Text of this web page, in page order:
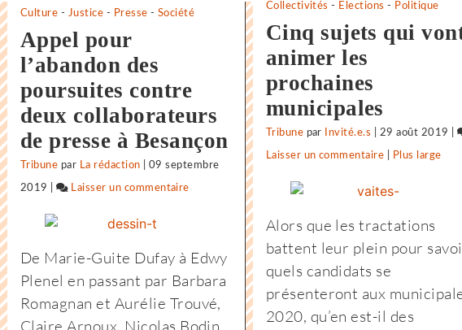
Culture - Justice - Presse - Société
Appel pour
l’abandon des
poursuites contre
deux collaborateurs
de presse à Besançon
Tribune par La rédaction 09 septembre
2019 | Laisser un commentaire
à
l’extrême-
droite
:
De Marie-Guite Dufay à Edwy
Plenel en passant par Barbara
Romagnan et Aurélie Trouvé,
Claire Arnoux, Nicolas Bodin
Collectivités - Elections - Politique
Cinq sujets qui
animer les
prochaines
municipales
Tribune par Invité.e.s 29 août 2019
Laisser un commentaire on
à
l’extrême-
droite
:
des
Plus large
Alors que les tractations
battent leur plein pour
quels candidats se
présenteront aux
2020, qu’en est-il des